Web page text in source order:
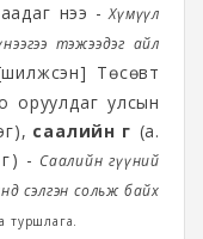
үнээ - Хүмүүл
тэжээдэг айл
Төсөвт
оруулдаг улсын
саалийн гүү (а.
- Саалийн гүүний
сэлгэн сольж байх
туршлага.